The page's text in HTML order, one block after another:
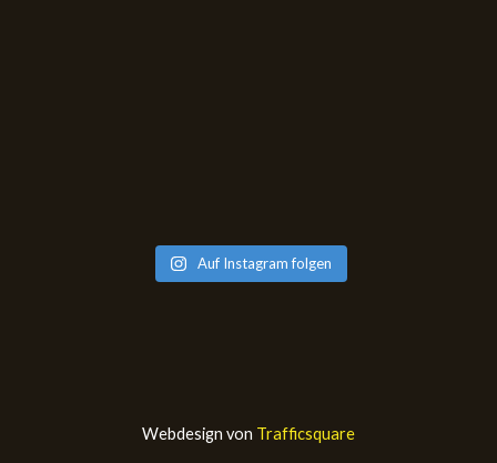
Auf Instagram folgen
Webdesign von Trafficsquare